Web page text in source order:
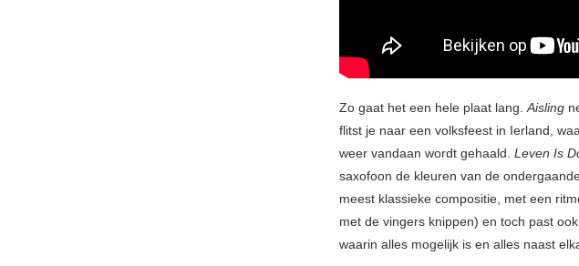
Zo gaat het een hele plaat lang. Aisling
flitst je naar een volksfeest in Ierland,
weer vandaan wordt gehaald. Leven Is
saxofoon de kleuren van de
meest klassieke compositie, met een
met de vingers knippen) en toch past
waarin alles mogelijk is en alles naast